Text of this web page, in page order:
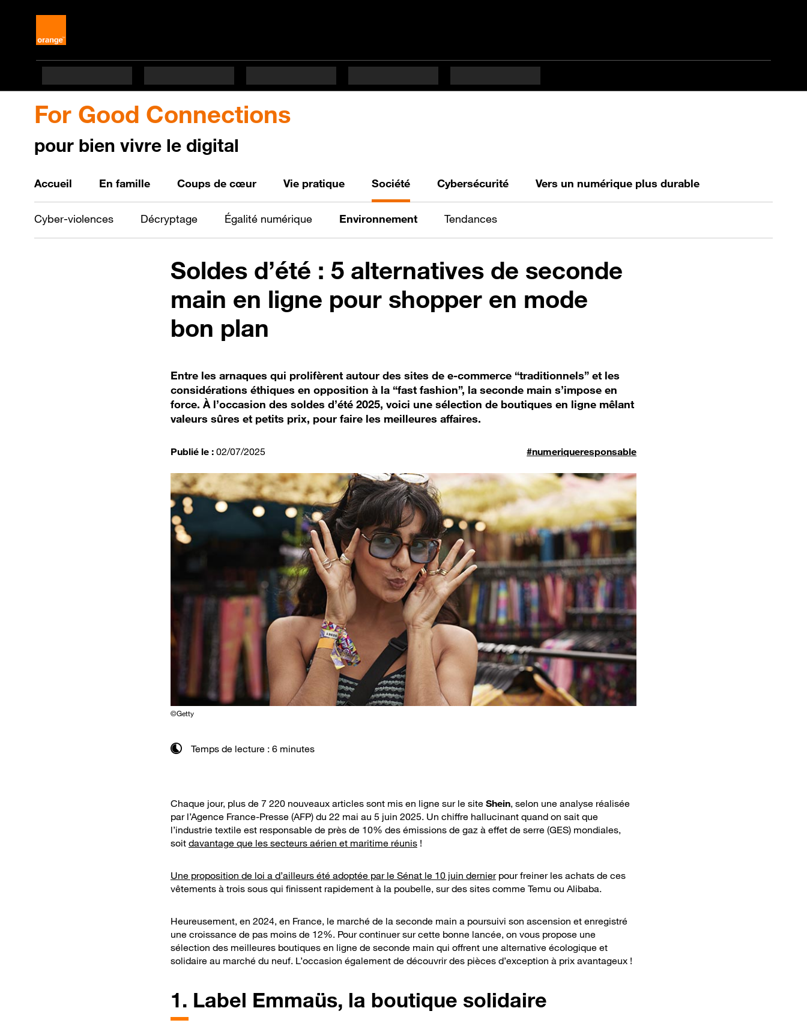
For Good Connections
pour bien vivre le digital
Accueil Bien vivre le digital
En famille Coups de cœur Vie pratique Société Cybersécurité Vers un numérique plus durable
Cyber-violences Décryptage Égalité numérique Environnement Tendances
Soldes d’été : 5 alternatives de seconde
main en ligne pour shopper en mode
bon plan
Entre les arnaques qui prolifèrent autour des sites de e-commerce “traditionnels” et les
considérations éthiques en opposition à la “fast fashion”, la seconde main s’impose en
force. À l’occasion des soldes d’été 2025, voici une sélection de boutiques en ligne mêlant
valeurs sûres et petits prix, pour faire les meilleures affaires.
Publié le : 02/07/2025 #numeriqueresponsable
©Getty
Temps de lecture : 6 minutes
Chaque jour, plus de 7 220 nouveaux articles sont mis en ligne sur le site Shein, selon une analyse réalisée
par l’Agence France-Presse (AFP) du 22 mai au 5 juin 2025. Un chiffre hallucinant quand on sait que
l’industrie textile est responsable de près de 10% des émissions de gaz à effet de serre (GES) mondiales,
soit davantage que les secteurs aérien et maritime réunis!
Une proposition de loi a d’ailleurs été adoptée par le Sénat le 10 juin dernierpour freiner les achats de ces
vêtements à trois sous qui finissent rapidement à la poubelle, sur des sites comme Temu ou Alibaba.
Heureusement, en 2024, en France, le marché de la seconde main a poursuivi son ascension et enregistré
une croissance de pas moins de 12%. Pour continuer sur cette bonne lancée, on vous propose une
sélection des meilleures boutiques en ligne de seconde main qui offrent une alternative écologique et
solidaire au marché du neuf. L’occasion également de découvrir des pièces d’exception à prix avantageux !
1. Label Emmaüs, la boutique solidaire